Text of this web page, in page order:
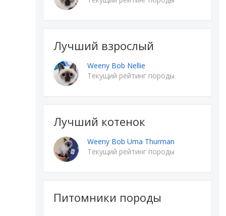
Лучший взрослый
Weeny Bob Nellie
Текущий рейтинг породы
Лучший котенок
Weeny Bob Uma Thurman
Текущий рейтинг породы
Питомники породы